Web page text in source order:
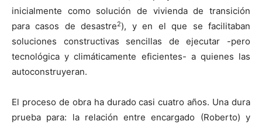
inicialmente como solución de vivienda de transición
para casos de desastre2), y en el que se facilitaban
soluciones constructivas sencillas de ejecutar -pero
tecnológica y climáticamente eficientes- a quienes las
autoconstruyeran.
El proceso de obra ha durado casi cuatro años. Una dura
prueba para: la relación entre encargado (Roberto) y